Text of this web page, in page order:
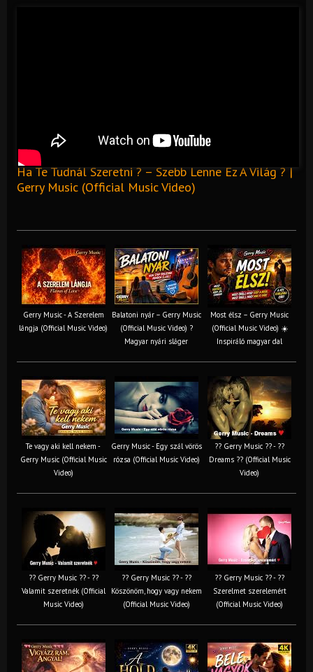
Ha Te Tudnál Szeretni ? – Szebb Lenne Ez A Világ ? |
Gerry Music (Official Music Video)
Gerry Music - A Szerelem
lángja (Official Music Video)
Balatoni nyár – Gerry Music
(Official Music Video) ?
Magyar nyári sláger
Most élsz – Gerry Music
(Official Music Video) ☀️
Inspiráló magyar dal
Te vagy aki kell nekem -
Gerry Music (Official Music
Video)
Gerry Music - Egy szál vörös
rózsa (Official Music Video)
?? Gerry Music ?? - ??
Dreams ?? (Official Music
Video)
?? Gerry Music ?? - ??
Valamit szeretnék (Official
Music Video)
?? Gerry Music ?? - ??
Köszönöm, hogy vagy nekem
(Official Music Video)
?? Gerry Music ?? - ??
Szerelmet szerelemért
(Official Music Video)